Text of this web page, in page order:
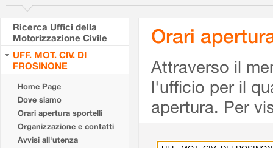
Ricerca Uffici della
Motorizzazione Civile
UFF. MOT. CIV. DI
FROSINONE
Home Page
Dove siamo
Orari apertura sportelli
Organizzazione e contatti
Avvisi all'utenza
Orari
Attraverso il
l'ufficio per il
apertura. Per